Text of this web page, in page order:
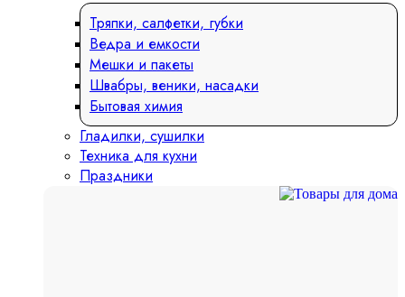
Тряпки, салфетки, губки
Ведра и емкости
Мешки и пакеты
Швабры, веники, насадки
Бытовая химия
Гладилки, сушилки
Техника для кухни
Праздники